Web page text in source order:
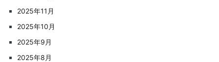
2025年11月
2025年10月
2025年9月
2025年8月